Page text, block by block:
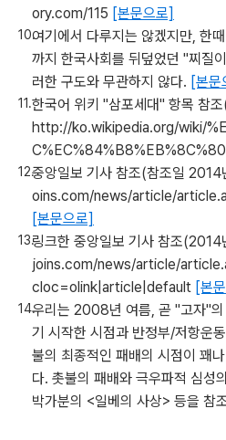
ory.com/115 [본문으로]
여기에서 다루지는 않겠지만, 한
까지 한국사회를 뒤덮었던 "찌질
러한 구도와 무관하지 않다. [본문
한국어 위키 "삼포세대" 항목 참
http://ko.wikipedia.org/wiki/
C%EC%84%B8%EB%8C%80
중앙일보 기사 참조(참조일
oins.com/news/article/
[본문으로]
링크한 중앙일보 기사 참조
joins.com/news/article/
cloc=olink|article|default [본
우리는 2008년 여름, 곧 "고자"
기 시작한 시점과 반정부/저항운
불의 최종적인 패배의 시점이 꽤
다. 촛불의 패배와 극우파적 심성
박가분의 <일베의 사상> 등을 참